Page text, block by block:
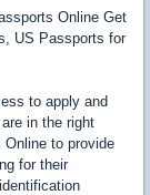
Online Get
US Passports for
to apply and
in the right
to provide
for their